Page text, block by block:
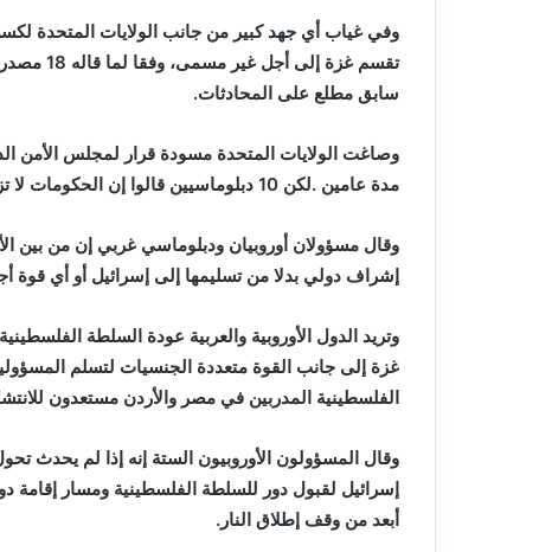
‬سابق‭ ‬مطلع‭ ‬على‭ ‬المحادثات‭.‬
‬مدة‭ ‬عامين‭. ‬لكن‭ ‬10‭ ‬دبلوماسيين‭ ‬قالوا‭ ‬إن‭ ‬الحكومات‭ ‬لا‭ ‬تزال‭ ‬مترددة‭ ‬في‭ ‬الالتزام‭ ‬بإرسال‭ ‬قوات‭. ‬
‬إشراف‭ ‬دولي‭ ‬بدلا‭ ‬من‭ ‬تسليمها‭ ‬إلى‭ ‬إسرائيل‭ ‬أو‭ ‬أي‭ ‬قوة‭ ‬أجنبية‭ ‬أخرى‭. ‬
‬الفلسطينية‭ ‬المدربين‭ ‬في‭ ‬مصر‭ ‬والأردن‭ ‬مستعدون‭ ‬للانتشار،‭ ‬لكن‭ ‬إسرائيل‭ ‬تعارض‭ ‬أي‭ ‬تدخل‭ ‬من‭ ‬السلطة‭ ‬الفلسطينية‭.‬
‬أبعد‭ ‬من‭ ‬وقف‭ ‬إطلاق‭ ‬النار‭.‬